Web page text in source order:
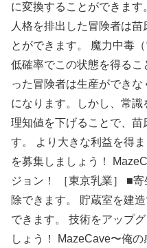
に変換することができま
人格を排出した冒険者は
とができます。 魔力中毒
低確率でこの状態を得る
った冒険者は生産ができ
になります。しかし、常
理知値を下げることで、苗
す。 より大きな利益を得
を募集しましょう！
ジョン！ ［東京乳業］ ■
除できます。 貯蔵室を建
できます。 技術をアップ
しょう！ MazeCave〜俺